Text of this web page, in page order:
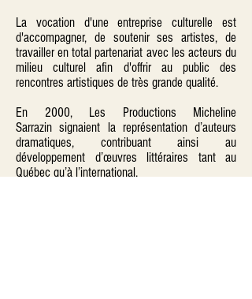
La vocation d'une entreprise culturelle est
d'accompagner, de soutenir ses artistes, de
travailler en total partenariat avec les acteurs du
milieu culturel afin d'offrir au public des
rencontres artistiques de très grande qualité.
En 2000, Les Productions Micheline
Sarrazin signaient la représentation d’auteurs
dramatiques, contribuant ainsi au
développement d’œuvres littéraires tant au
Québec qu’à l’international.